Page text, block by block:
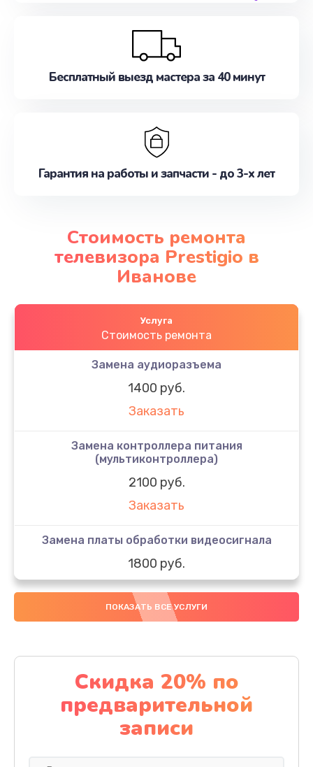
Бесплатный выезд мастера за 40 минут
Гарантия на работы и запчасти - до 3-х лет
Стоимость ремонта
телевизора Prestigio в
Иванове
Услуга
Стоимость ремонта
Замена аудиоразъема
1400 руб.
Заказать
Замена контроллера питания
(мультиконтроллера)
2100 руб.
Заказать
Замена платы обработки видеосигнала
1800 руб.
Заказать
Замена предохранителя
Замена разъема питания
1200 руб.
ПОКАЗАТЬ ВСЕ УСЛУГИ
Скидка 20% по
предварительной
записи